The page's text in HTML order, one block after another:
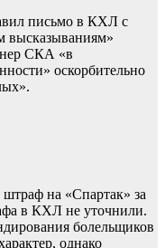
письмо в КХЛ с
высказываниям»
СКА «в
оскорбительно
на «Спартак» за
в КХЛ не уточнили.
болельщиков
однако